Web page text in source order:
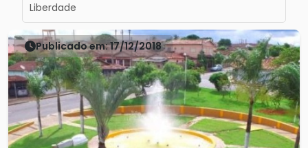
Liberdade
Publicado em: 17/12/2018